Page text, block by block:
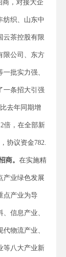
商，对接大企
纺织、山东中
云茶控股有限
限公司、东方
批实力强、
一条招大引强
去年同期增
倍，在全部新
协议资金782.
商。 在实施精
产业绿色发展
点产业为导
信息产业、
物流产业、
等八大产业新